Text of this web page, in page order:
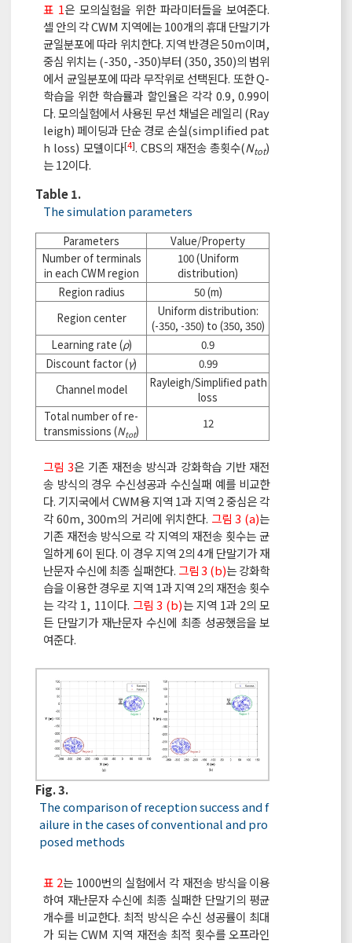
표 1은 모의실험을 위한 파라미터들을 보여준다.
셀 안의 각 CWM 지역에는 100개의 휴대 단말기가
균일분포에 따라 위치한다. 지역 반경은 50m이며,
중심 위치는 (-350, -350)부터 (350, 350)의 범위
에서 균일분포에 따라 무작위로 선택된다. 또한 Q-
학습을 위한 학습률과 할인율은 각각 0.9, 0.99이
다. 모의실험에서 사용된 무선 채널은 레일리 (Ray
leigh) 페이딩과 단순 경로 손실(simplified pat
h loss) 모델이다[4]. CBS의 재전송 총횟수(Ntot)
는 12이다.
Table 1.
The simulation parameters
Parameters
Value/Property
Number of terminals
in each CWM region
100 (Uniform
distribution)
Region radius
50 (m)
Region center
Uniform distribution:
(-350, -350) to (350, 350)
Learning rate (ρ)
0.9
Discount factor (γ)
0.99
Channel model
Rayleigh/Simplified path
loss
Total number of re-
transmissions (Ntot)
12
그림 3은 기존 재전송 방식과 강화학습 기반 재전
송 방식의 경우 수신성공과 수신실패 예를 비교한
다. 기지국에서 CWM용 지역 1과 지역 2 중심은 각
각 60m, 300m의 거리에 위치한다. 그림 3 (a)는
기존 재전송 방식으로 각 지역의 재전송 횟수는 균
일하게 6이 된다. 이 경우 지역 2의 4개 단말기가 재
난문자 수신에 최종 실패한다. 그림 3 (b)는 강화학
습을 이용한 경우로 지역 1과 지역 2의 재전송 횟수
는 각각 1, 11이다. 그림 3 (b)는 지역 1과 2의 모
든 단말기가 재난문자 수신에 최종 성공했음을 보
여준다.
Fig. 3.
The comparison of reception success and f
ailure in the cases of conventional and pro
posed methods
표 2는 1000번의 실험에서 각 재전송 방식을 이용
하여 재난문자 수신에 최종 실패한 단말기의 평균
개수를 비교한다. 최적 방식은 수신 성공률이 최대
가 되는 CWM 지역 재전송 최적 횟수를 오프라인